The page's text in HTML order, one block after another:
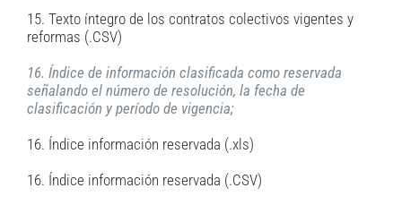
15. Texto íntegro de los contratos colectivos vigentes y
reformas (.CSV)
16. Índice de información clasificada como reservada
señalando el número de resolución, la fecha de
clasificación y período de vigencia;
16. Índice información reservada (.xls)
16. Índice información reservada (.CSV)